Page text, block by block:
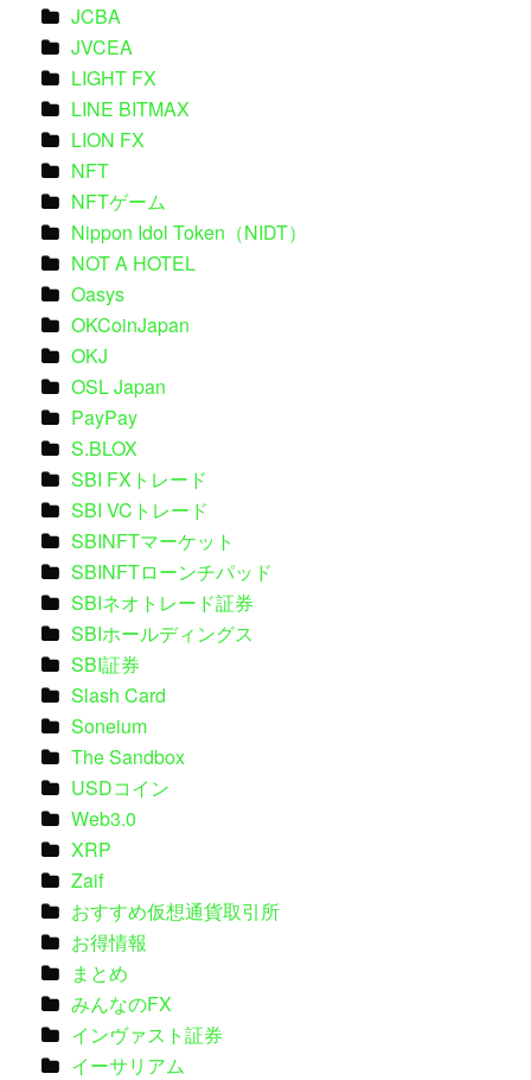
JCBA
JVCEA
LIGHT FX
LINE BITMAX
LION FX
NFT
NFTゲーム
Nippon Idol Token（NIDT）
NOT A HOTEL
Oasys
OKCoinJapan
OKJ
OSL Japan
PayPay
S.BLOX
SBI FXトレード
SBI VCトレード
SBINFTマーケット
SBINFTローンチパッド
SBIネオトレード証券
SBIホールディングス
SBI証券
Slash Card
Soneium
The Sandbox
USDコイン
Web3.0
XRP
Zaif
おすすめ仮想通貨取引所
お得情報
まとめ
みんなのFX
インヴァスト証券
イーサリアム